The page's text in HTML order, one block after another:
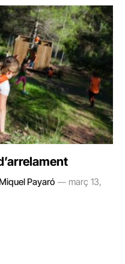
Payaró
març 13,